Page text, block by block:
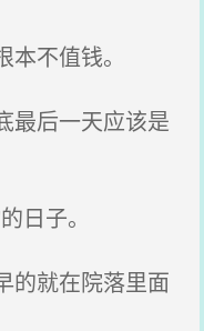
不值钱。
最后一天应该是
日子。
的就在院落里面